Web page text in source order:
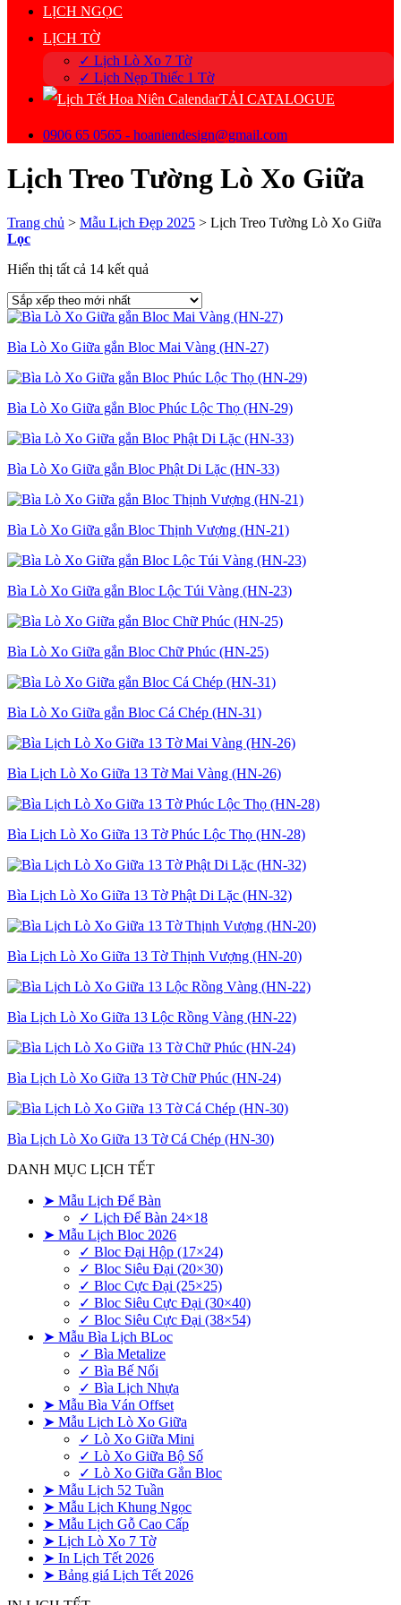
LỊCH NGỌC
LỊCH TỜ
✓ Lịch Lò Xo 7 Tờ
✓ Lịch Nẹp Thiếc 1 Tờ
TẢI CATALOGUE
0906 65 0565 - hoaniendesign@gmail.com
Lịch Treo Tường Lò Xo Giữa
Trang chủ > Mẫu Lịch Đẹp 2025 > Lịch Treo Tường Lò Xo Giữa
Lọc
Hiển thị tất cả 14 kết quả
theo
nhất
Bìa Lò Xo Giữa gắn Bloc Mai Vàng (HN-27)
Bìa Lò Xo Giữa gắn Bloc Phúc Lộc Thọ (HN-29)
Bìa Lò Xo Giữa gắn Bloc Phật Di Lặc (HN-33)
Bìa Lò Xo Giữa gắn Bloc Thịnh Vượng (HN-21)
Bìa Lò Xo Giữa gắn Bloc Lộc Túi Vàng (HN-23)
Bìa Lò Xo Giữa gắn Bloc Chữ Phúc (HN-25)
Bìa Lò Xo Giữa gắn Bloc Cá Chép (HN-31)
Bìa Lịch Lò Xo Giữa 13 Tờ Mai Vàng (HN-26)
Bìa Lịch Lò Xo Giữa 13 Tờ Phúc Lộc Thọ (HN-28)
Bìa Lịch Lò Xo Giữa 13 Tờ Phật Di Lặc (HN-32)
Bìa Lịch Lò Xo Giữa 13 Tờ Thịnh Vượng (HN-20)
Bìa Lịch Lò Xo Giữa 13 Lộc Rồng Vàng (HN-22)
Bìa Lịch Lò Xo Giữa 13 Tờ Chữ Phúc (HN-24)
Bìa Lịch Lò Xo Giữa 13 Tờ Cá Chép (HN-30)
DANH MỤC LỊCH TẾT
➤ Mẫu Lịch Để Bàn
✓ Lịch Để Bàn 24×18
➤ Mẫu Lịch Bloc 2026
✓ Bloc Đại Hộp (17×24)
✓ Bloc Siêu Đại (20×30)
✓ Bloc Cực Đại (25×25)
✓ Bloc Siêu Cực Đại (30×40)
✓ Bloc Siêu Cực Đại (38×54)
➤ Mẫu Bìa Lịch BLoc
✓ Bìa Metalize
✓ Bìa Bế Nổi
✓ Bìa Lịch Nhựa
➤ Mẫu Bìa Ván Offset
➤ Mẫu Lịch Lò Xo Giữa
✓ Lò Xo Giữa Mini
✓ Lò Xo Giữa Bộ Số
✓ Lò Xo Giữa Gắn Bloc
➤ Mẫu Lịch 52 Tuần
➤ Mẫu Lịch Khung Ngọc
➤ Mẫu Lịch Gỗ Cao Cấp
➤ Lịch Lò Xo 7 Tờ
➤ In Lịch Tết 2026
➤ Bảng giá Lịch Tết 2026